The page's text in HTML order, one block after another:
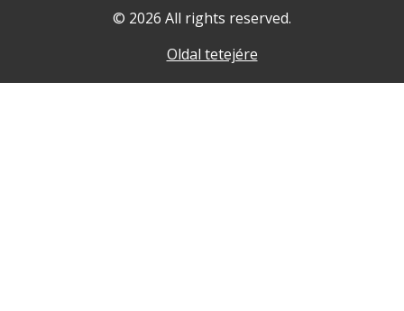
© 2026 All rights reserved.
Oldal tetejére